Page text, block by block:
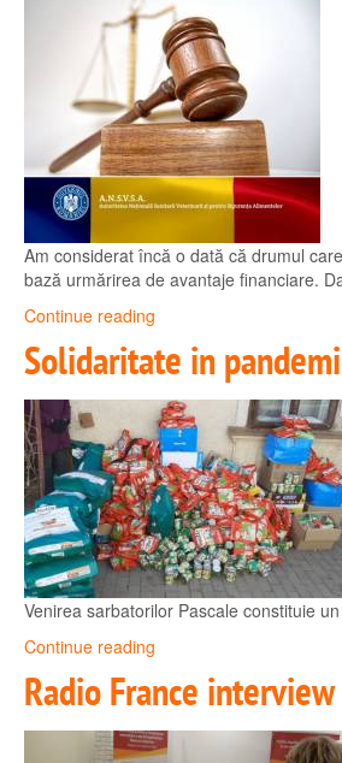
Am considerat încă o dată că drumul
bază urmărirea de avantaje financiare.
Continue reading
Solidaritate in
Venirea sarbatorilor Pascale constituie
Continue reading
Radio France